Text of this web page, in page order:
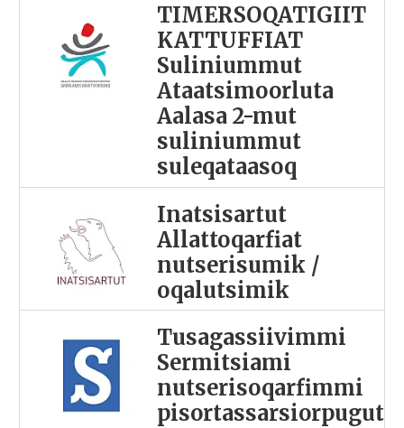
TIMERSOQATIGIIT
KATTUFFIAT
Suliniummut
Ataatsimoorluta
Aalasa 2-mut
suliniummut
suleqataasoq
Inatsisartut
Allattoqarfiat
nutserisumik /
oqalutsimik
Tusagassiivimmi
Sermitsiami
nutserisoqarfimmi
pisortassarsiorpugut